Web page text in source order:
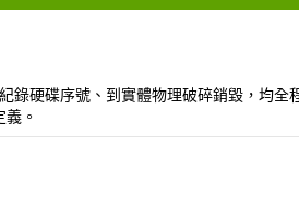
錄硬碟序號、到實體物理破碎銷毀，均全
。